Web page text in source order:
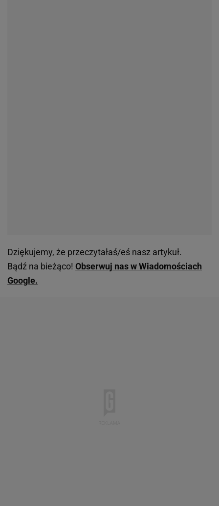
Dziękujemy, że przeczytałaś/eś nasz artykuł.
Bądź na bieżąco! Obserwuj nas w Wiadomościach
Google.